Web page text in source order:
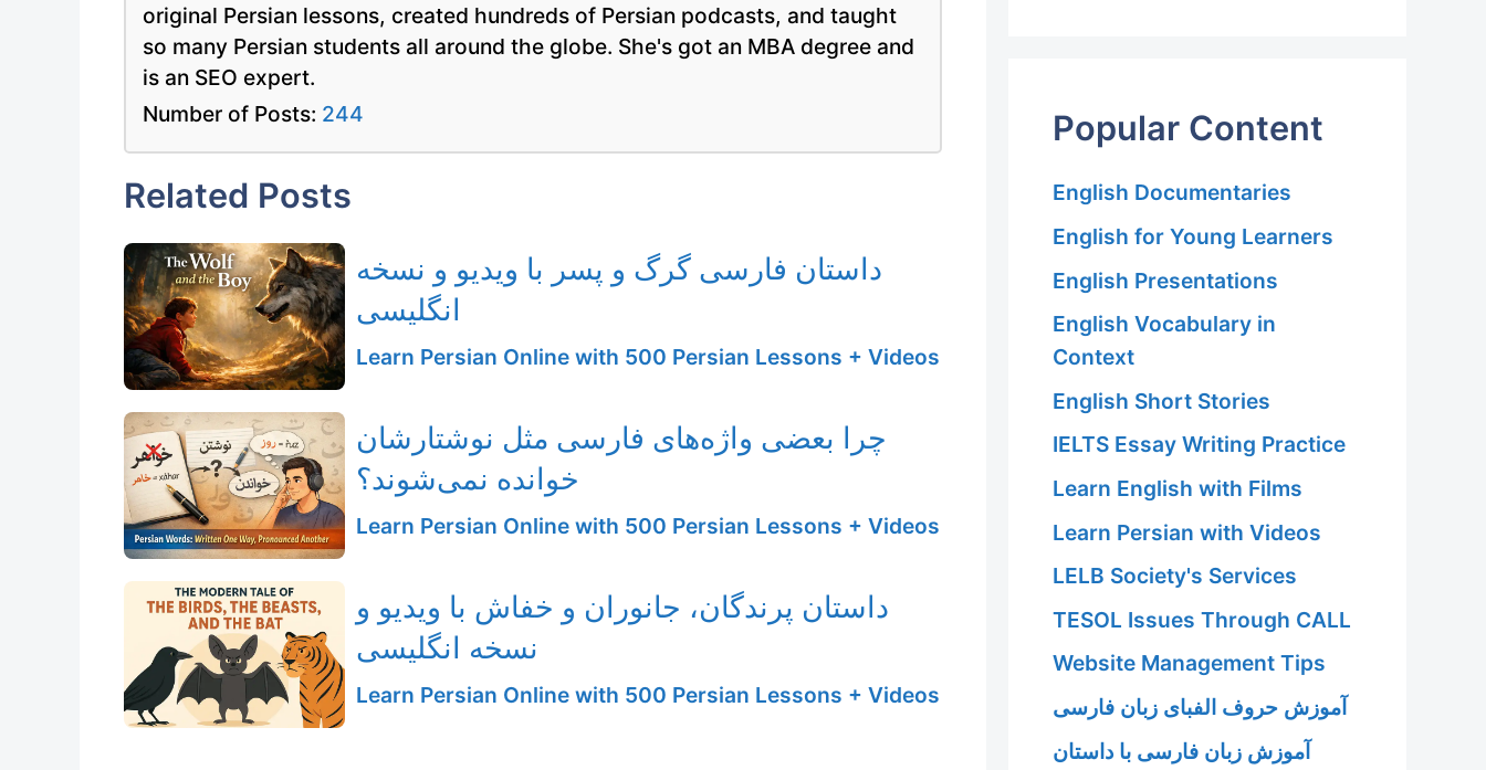
original Persian lessons, created hundreds of Persian podcasts, and taught
so many Persian students all around the globe. She's got an MBA degree and
is an SEO expert.
Number of Posts: 244
Related Posts
داستان فارسی گرگ و پسر با ویدیو و نسخه
انگلیسی
Learn Persian Online with 500 Persian Lessons + Videos
چرا بعضی واژه‌های فارسی مثل نوشتارشان
خوانده نمی‌شوند؟
Learn Persian Online with 500 Persian Lessons + Videos
داستان پرندگان، جانوران و خفاش با ویدیو و
نسخه انگلیسی
Learn Persian Online with 500 Persian Lessons + Videos
Popular Content
English Documentaries
English for Young Learners
English Presentations
English Vocabulary in
Context
English Short Stories
IELTS Essay Writing Practice
Learn English with Films
Learn Persian with Videos
LELB Society's Services
TESOL Issues Through CALL
Website Management Tips
آموزش حروف الفبای زبان فارسی
آموزش زبان فارسی با داستان